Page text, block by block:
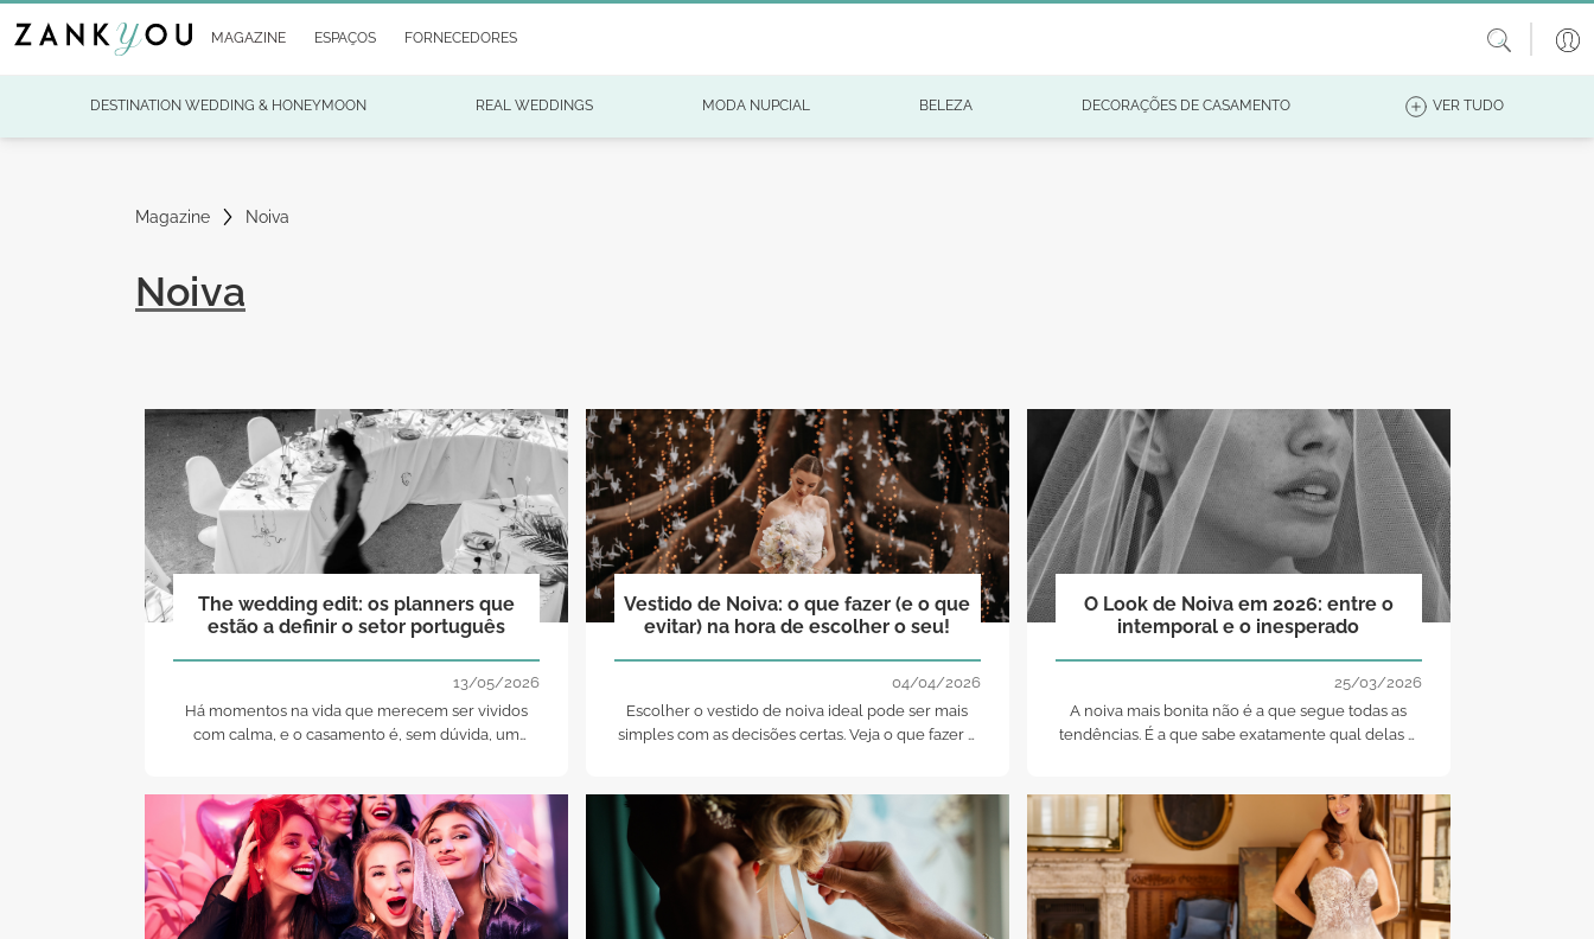
MAGAZINE ESPAÇOS FORNECEDORES
DESTINATION WEDDING & HONEYMOON REAL WEDDINGS MODA NUPCIAL BELEZA DECORAÇÕES DE CASAMENTO VER TUDO
Magazine Noiva
Noiva
The wedding edit: os planners que
estão a definir o setor português
13/05/2026
Há momentos na vida que merecem ser vividos
com calma, e o casamento é, sem dúvida, um
o invisível: que antecipa, resolve, cria e protege.
Alguém que transforma o caos potencial numa
serenidade absoluta. É aqui que entra a wedding
planner.
Vestido de Noiva: o que fazer (e o que
evitar) na hora de escolher o seu!
04/04/2026
Escolher o vestido de noiva ideal pode ser mais
simples com as decisões certas. Veja o que fazer e
O Look de Noiva em 2026: entre o
intemporal e o inesperado
25/03/2026
A noiva mais bonita não é a que segue todas as
tendências. É a que sabe exatamente qual delas é